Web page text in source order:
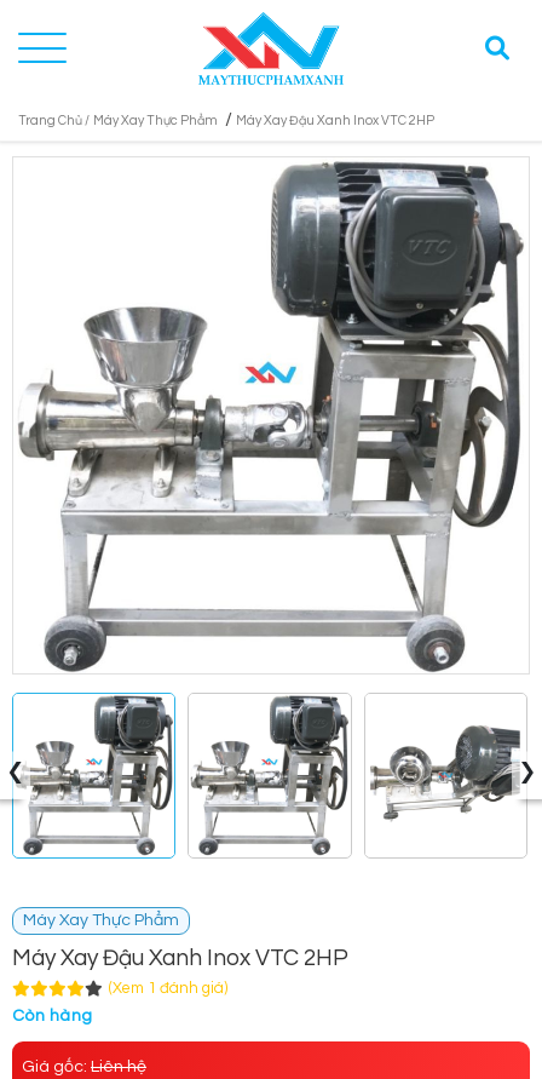
Trang Chủ / Máy Xay Thực Phẩm / Máy Xay Đậu Xanh Inox VTC 2HP
‹ ›
Máy Xay Thực Phẩm
Máy Xay Đậu Xanh Inox VTC 2HP
(Xem 1 đánh giá)
Còn hàng
Giá gốc: Liên hệ